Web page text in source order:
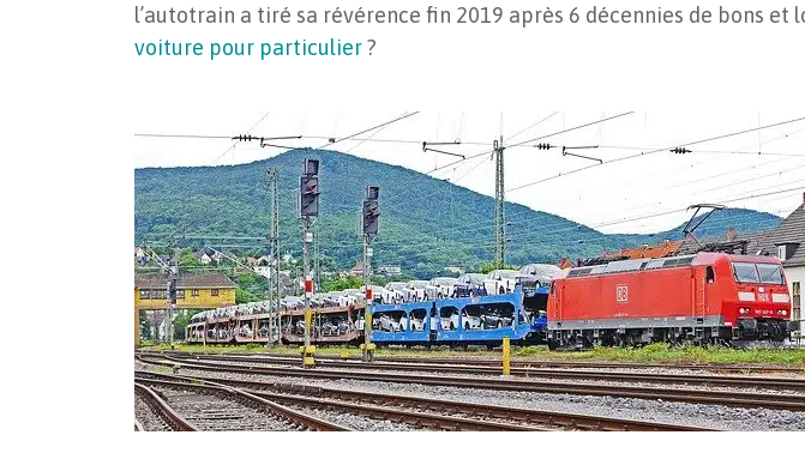
l’autotrain a tiré sa révérence fin 2019 après 6 décennies de bons
voiture pour particulier?